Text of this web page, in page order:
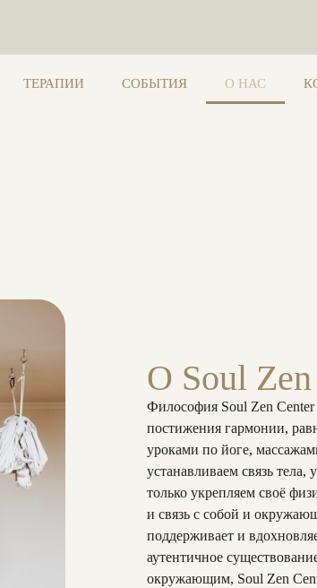
ТЕРАПИИ СОБЫТИЯ О НАС
О Soul
Философия Soul Zen
постижения гармонии,
уроками по йоге,
устанавливаем связь
только укрепляем своё
и связь с собой и
поддерживает и
аутентичное
окружающим, Soul Zen